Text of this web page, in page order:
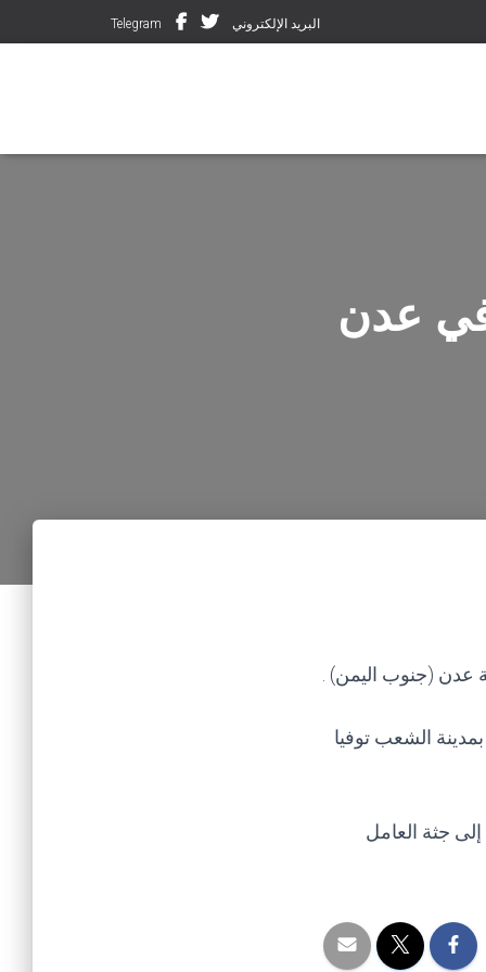
البريد الإلكتروني Telegram
عدن
عدن (جنوب اليمن) .
الشعب توفيا
جثة العامل